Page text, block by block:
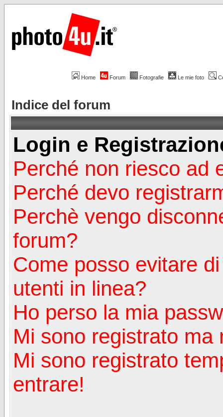
Home Forum Fotografie Le mie foto
Indice del forum
Login e
Perché non riesco ad
Perché devo
Perchè vengo
forum?
Come posso evitare
utenti in linea?
Ho perso la mia
Mi sono registrato ma
Mi sono registrato
entrare!